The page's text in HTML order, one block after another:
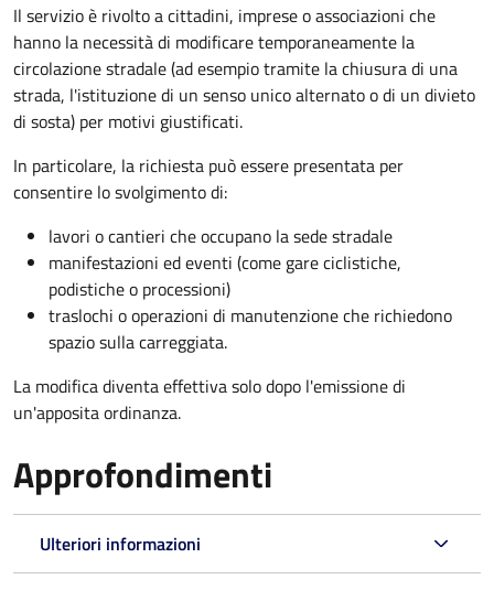
Il servizio è rivolto a cittadini, imprese o associazioni che
hanno la necessità di modificare temporaneamente la
circolazione stradale (ad esempio tramite la chiusura di una
strada, l'istituzione di un senso unico alternato o di un divieto
di sosta) per motivi giustificati.
In particolare, la richiesta può essere presentata per
consentire lo svolgimento di:
lavori o cantieri che occupano la sede stradale
manifestazioni ed eventi (come gare ciclistiche,
podistiche o processioni)
traslochi o operazioni di manutenzione che richiedono
spazio sulla carreggiata.
La modifica diventa effettiva solo dopo l'emissione di
un'apposita ordinanza.
Approfondimenti
Ulteriori informazioni